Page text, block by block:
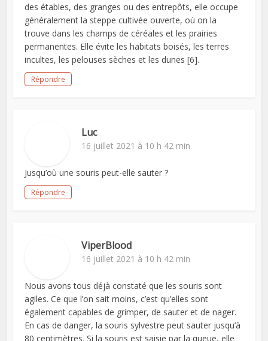
des étables, des granges ou des entrepôts, elle occupe
généralement la steppe cultivée ouverte, où on la
trouve dans les champs de céréales et les prairies
permanentes. Elle évite les habitats boisés, les terres
incultes, les pelouses sèches et les dunes [6].
Répondre
Luc
16 juillet 2021 à 10 h 42 min
Jusqu’où une souris peut-elle sauter ?
Répondre
ViperBlood
16 juillet 2021 à 10 h 42 min
Nous avons tous déjà constaté que les souris sont
agiles. Ce que l’on sait moins, c’est qu’elles sont
également capables de grimper, de sauter et de nager.
En cas de danger, la souris sylvestre peut sauter jusqu’à
80 centimètres. Si la souris est saisie par la queue, elle